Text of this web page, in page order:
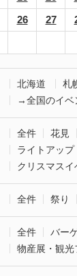
26 27
北海道 札
→全国のイベ
全件 花見
ライトアップ
クリスマスイ
全件 祭り
全件 バー
物産展・観光